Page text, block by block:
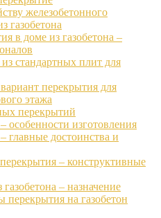
железобетонного
газобетона
в доме из газобетона –
стандартных плит для
перекрытия для
этажа
перекрытий
особенности изготовления
главные достоинства и
– конструктивные
– назначение
на газобетон